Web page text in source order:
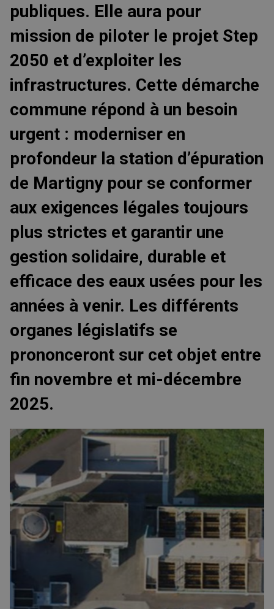
publiques. Elle aura pour
mission de piloter le projet Step
2050 et d’exploiter les
infrastructures. Cette démarche
commune répond à un besoin
urgent : moderniser en
profondeur la station d’épuration
de Martigny pour se conformer
aux exigences légales toujours
plus strictes et garantir une
gestion solidaire, durable et
efficace des eaux usées pour les
années à venir. Les différents
organes législatifs se
prononceront sur cet objet entre
fin novembre et mi-décembre
2025.